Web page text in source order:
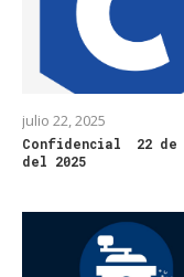
julio 22, 2025
Confidencial 22
del 2025